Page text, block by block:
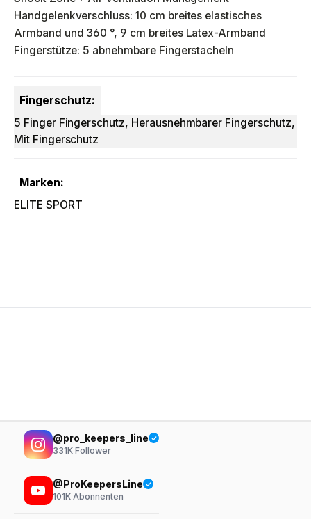
Handgelenkverschluss: 10 cm breites elastisches
Armband und 360 °, 9 cm breites Latex-Armband
Fingerstütze: 5 abnehmbare Fingerstacheln
Fingerschutz:
5 Finger Fingerschutz, Herausnehmbarer Fingerschutz,
Mit Fingerschutz
Marken:
ELITE SPORT
@pro_keepers_line
331K Follower
@ProKeepersLine
101K Abonnenten